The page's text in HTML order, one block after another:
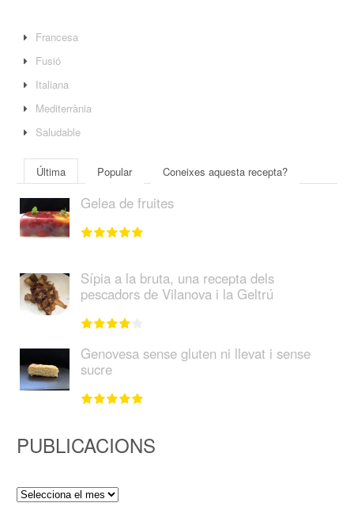
Francesa
Fusió
Italiana
Mediterrània
Saludable
Última Popular Coneixes aquesta recepta?
Gelea de fruites
Sípia a la bruta, una recepta dels
pescadors de Vilanova i la Geltrú
Genovesa sense gluten ni llevat i sense
sucre
PUBLICACIONS
Publicacions